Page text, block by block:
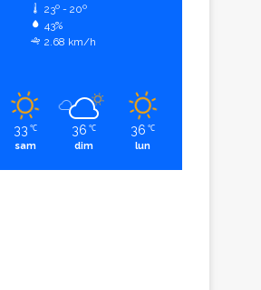
23º - 20º
43%
2.68 km/h
33 ℃
sam
36 ℃
dim
36 ℃
lun